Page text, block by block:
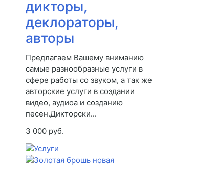
дикторы,
деклораторы,
авторы
Предлагаем Вашему вниманию
самые разнообразные услуги в
сфере работы со звуком, а так же
авторские услуги в создании
видео, аудиоа и созданию
песен.Дикторски...
3 000 руб.